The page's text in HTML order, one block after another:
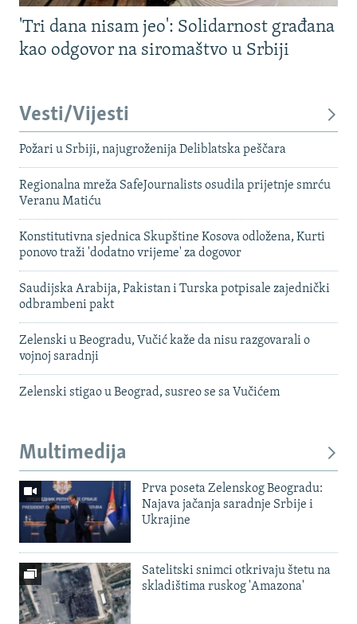
'Tri dana nisam jeo': Solidarnost građana
kao odgovor na siromaštvo u Srbiji
Vesti/Vijesti
Požari u Srbiji, najugroženija Deliblatska peščara
Regionalna mreža SafeJournalists osudila prijetnje smrću
Veranu Matiću
Konstitutivna sjednica Skupštine Kosova odložena, Kurti
ponovo traži 'dodatno vrijeme' za dogovor
Saudijska Arabija, Pakistan i Turska potpisale zajednički
odbrambeni pakt
Zelenski u Beogradu, Vučić kaže da nisu razgovarali o
vojnoj saradnji
Zelenski stigao u Beograd, susreo se sa Vučićem
Multimedija
Prva poseta Zelenskog Beogradu:
Najava jačanja saradnje Srbije i
Ukrajine
Satelitski snimci otkrivaju štetu na
skladištima ruskog 'Amazona'